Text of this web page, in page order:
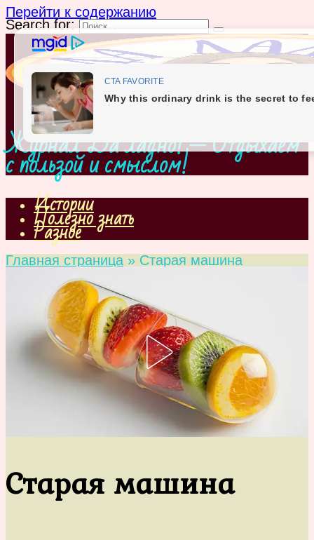
Перейти к содержанию
Search for:
Журнал Да ладно! — Отдыхаем
с пользой и смыслом!
Истории
Полезно знать
Разное
Главная страница » Старая машина
Старая машина